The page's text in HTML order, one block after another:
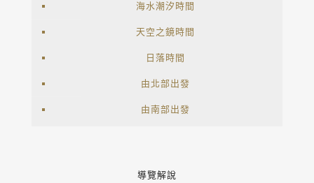
海水潮汐時間
天空之鏡時間
日落時間
由北部出發
由南部出發
導覽解說